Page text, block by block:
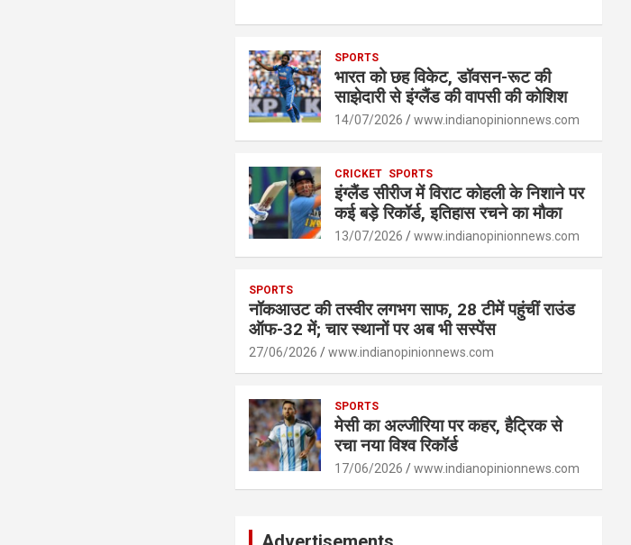
s
A
p
b
o
o
n
g
er
Li
n
k
e
SPORTS
भारत को छह विकेट, डॉवसन-रूट की
साझेदारी से इंग्लैंड की वापसी की कोशिश
14/07/2026 www.indianopinionnews.com
CRICKET SPORTS
इंग्लैंड सीरीज में विराट कोहली के निशाने पर
कई बड़े रिकॉर्ड, इतिहास रचने का मौका
13/07/2026 www.indianopinionnews.com
SPORTS
नॉकआउट की तस्वीर लगभग साफ, 28 टीमें पहुंचीं राउंड
ऑफ-32 में; चार स्थानों पर अब भी सस्पेंस
27/06/2026 www.indianopinionnews.com
SPORTS
मेसी का अल्जीरिया पर कहर, हैट्रिक से
रचा नया विश्व रिकॉर्ड
17/06/2026 www.indianopinionnews.com